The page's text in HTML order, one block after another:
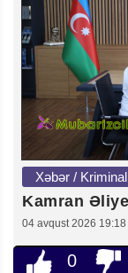
Xəbər / Kriminal
Kamran
04 avqust 2026 19:18
0